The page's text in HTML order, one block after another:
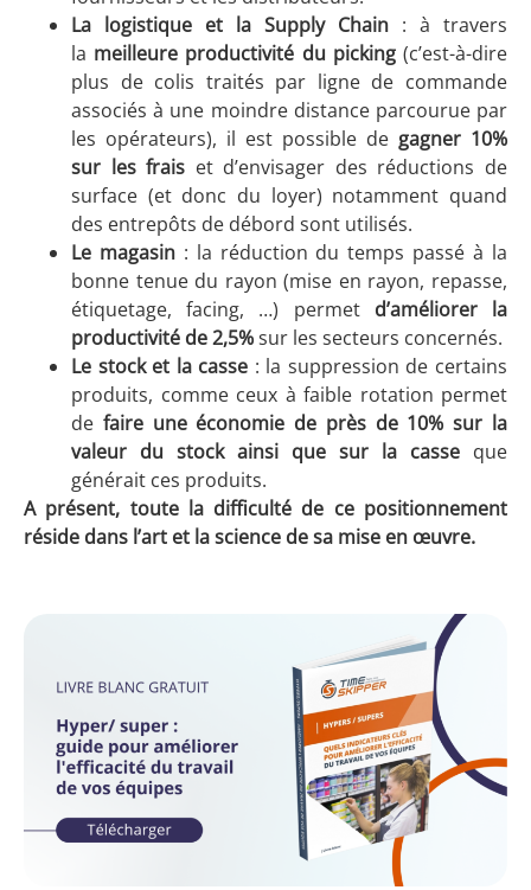
La logistique et la Supply Chain : à travers
la meilleure productivité du picking(c’est-à-dire
plus de colis traités par ligne de commande
associés à une moindre distance parcourue par
les opérateurs), il est possible de gagner 10%
sur les frais et d’envisager des réductions de
surface (et donc du loyer) notamment quand
des entrepôts de débord sont utilisés.
Le magasin : la réduction du temps passé à la
bonne tenue du rayon (mise en rayon, repasse,
étiquetage, facing, …) permet d’améliorer la
productivité de 2,5%sur les secteurs concernés.
Le stock et la casse : la suppression de certains
produits, comme ceux à faible rotation permet
de faire une économie de près de 10% sur la
valeur du stock ainsi que sur la casse que
générait ces produits.
A présent, toute la difficulté de ce positionnement
réside dans l’art et la science de sa mise en œuvre.